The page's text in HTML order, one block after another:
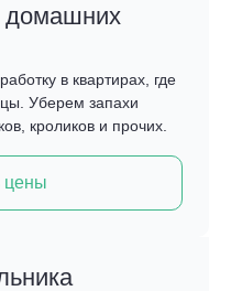
домашних
в квартирах, где
Уберем запахи
кроликов и прочих.
цены